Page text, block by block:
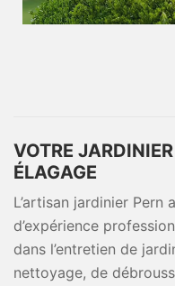
VOTRE
ÉLAGAGE
L’artisan jardinier Pern
d’expérience
dans l’entretien de
nettoyage, de